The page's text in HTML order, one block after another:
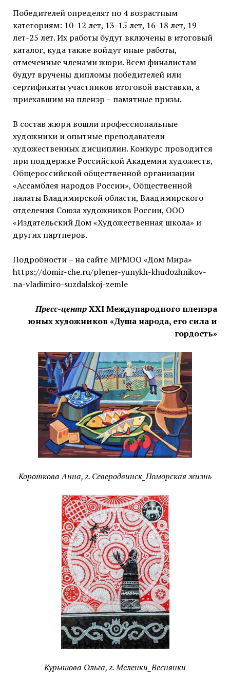
Победителей определят по 4 возрастным
категориям: 10-12 лет, 13-15 лет, 16-18 лет, 19
лет-25 лет. Их работы будут включены в итоговый
каталог, куда также войдут иные работы,
отмеченные членами жюри. Всем финалистам
будут вручены дипломы победителей или
сертификаты участников итоговой выставки, а
приехавшим на пленэр – памятные призы.
В состав жюри вошли профессиональные
художники и опытные преподаватели
художественных дисциплин. Конкурс проводится
при поддержке Российской Академии художеств,
Общероссийской общественной организации
«Ассамблея народов России», Общественной
палаты Владимирской области, Владимирского
отделения Союза художников России, ООО
«Издательский Дом «Художественная школа» и
других партнеров.
Подробности – на сайте МРМОО «Дом Мира»
https://domir-che.ru/plener-yunykh-khudozhnikov-
na-vladimiro-suzdalskoj-zemle
Пресс-центрXХI Международного пленэра
юных художников «Душа народа, его сила и
гордость»
Короткова Анна, г. Северодвинск_Поморская жизнь
Курышова Ольга, г. Меленки_Веснянки